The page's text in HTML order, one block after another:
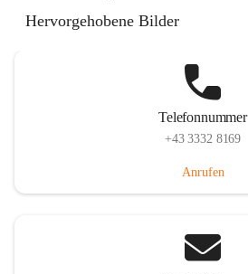
Hervorgehobene Bilder
Telefonnummer
+43 3332 8169
Anrufen